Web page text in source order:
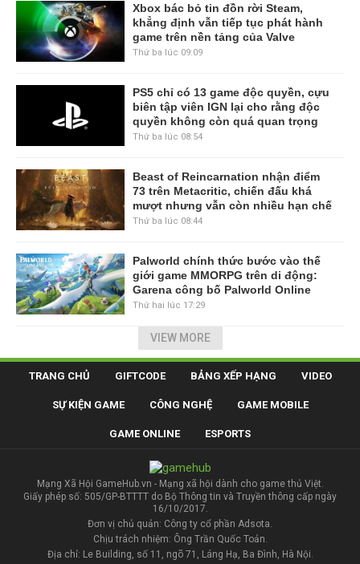
Xbox bác bỏ tin đồn rời Steam,
khẳng định vẫn tiếp tục phát hành
game trên nền tảng của Valve
Thứ ba lúc 09:09
PS5 chỉ có 13 game độc quyền, cựu
biên tập viên IGN lại cho rằng độc
quyền không còn quá quan trọng
Thứ ba lúc 08:54
Beast of Reincarnation nhận điểm
73 trên Metacritic, chiến đấu khá
mượt nhưng vẫn còn nhiều hạn chế
Thứ ba lúc 08:44
Palworld chính thức bước vào thế
giới game MMORPG trên di động:
Garena công bố Palworld Online
Thứ hai lúc 17:29
VIEW MORE
TRANG CHỦ GIFTCODE BẢNG XẾP HẠNG VIDEO
SỰ KIỆN GAME CÔNG NGHỆ GAME MOBILE
GAME ONLINE ESPORTS
Mạng Xã Hội GameHub.vn - Mạng xã hội dành cho game thủ Việt.
Giấy phép số: 505/GP-BTTTT do Bộ Thông tin và Truyền thông cấp ngày
16/10/2017.
Đơn vị chủ quản: Công ty cổ phần Adsota.
Chịu trách nhiệm: Ông Trần Quốc Toản.
Địa chỉ: Le Building, số 11, ngõ 71, Láng Hạ, Ba Đình, Hà Nội.